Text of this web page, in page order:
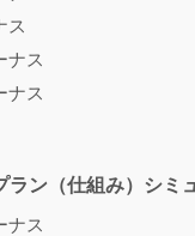
ス
ナス
ナス
ラン（仕組み）シミ
ナス